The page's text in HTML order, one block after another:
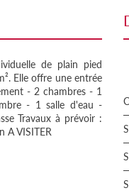
de plain pied
Elle offre une entrée
- 2 chambres - 1
- 1 salle d'eau -
Travaux à prévoir :
A VISITER